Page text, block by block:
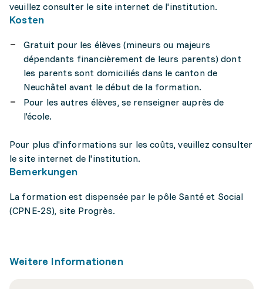
veuillez consulter le site internet de l'institution.
Kosten
Gratuit pour les élèves (mineurs ou majeurs
dépendants financièrement de leurs parents) dont
les parents sont domiciliés dans le canton de
Neuchâtel avant le début de la formation.
Pour les autres élèves, se renseigner auprès de
l'école.
Pour plus d'informations sur les coûts, veuillez consulter
le site internet de l'institution.
Bemerkungen
La formation est dispensée par le pôle Santé et Social
(CPNE-2S), site Progrès.
Weitere Informationen